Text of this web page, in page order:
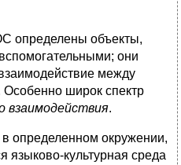
определены объекты,
они
между
широк спектр
взаимодействия.
определенном окружении,
языково-культурная среда